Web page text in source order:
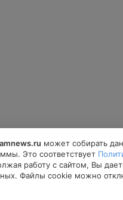
может собирать
Это соответствует
работу с сайтом, Вы
Файлы cookie можно